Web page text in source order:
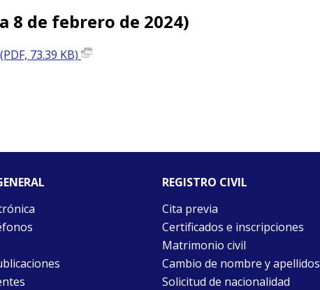
8 de febrero de 2024)
73.39 KB)
REGISTRO CIVIL
Cita previa
Certificados e inscripciones
Matrimonio civil
Cambio de nombre y apellidos
Solicitud de nacionalidad